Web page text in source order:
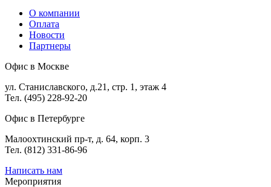
О компании
Оплата
Новости
Партнеры
Офис в Москве
ул. Станиславского, д.21, стр. 1, этаж 4
Тел. (495) 228-92-20
Офис в Петербурге
Малоохтинский пр-т, д. 64, корп. 3
Тел. (812) 331-86-96
Написать нам
Мероприятия